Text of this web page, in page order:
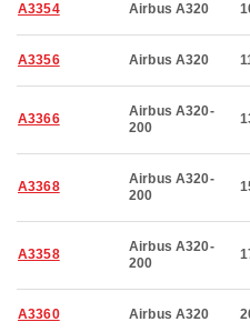
A3354 Airbus A320
A3356 Airbus A320
A3366
Airbus A320-
200
A3368
Airbus A320-
200
A3358
Airbus A320-
200
A3360 Airbus A320